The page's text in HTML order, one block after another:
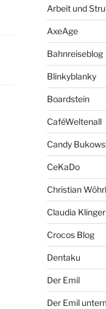
Arbeit und
AxeAge
Bahnreiseblog
Blinkyblanky
Boardstein
CaféWeltenall
Candy
CeKaDo
Christian Wöhrl
Claudia Klinger
Crocos Blog
Dentaku
Der Emil
Der Emil